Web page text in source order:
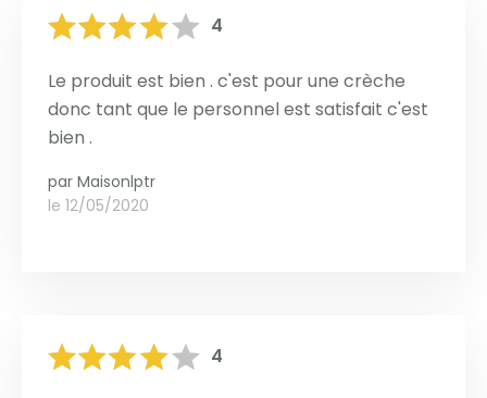
4
Le produit est bien . c'est pour une crèche
donc tant que le personnel est satisfait c'est
bien .
par Maisonlptr
le 12/05/2020
4